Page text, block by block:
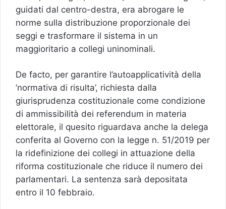
guidati dal centro-destra, era abrogare le
norme sulla distribuzione proporzionale dei
seggi e trasformare il sistema in un
maggioritario a collegi uninominali.
De facto, per garantire l’autoapplicatività della
’normativa di risulta’, richiesta dalla
giurisprudenza costituzionale come condizione
di ammissibilità dei referendum in materia
elettorale, il quesito riguardava anche la delega
conferita al Governo con la legge n. 51/2019 per
la ridefinizione dei collegi in attuazione della
riforma costituzionale che riduce il numero dei
parlamentari. La sentenza sarà depositata
entro il 10 febbraio.